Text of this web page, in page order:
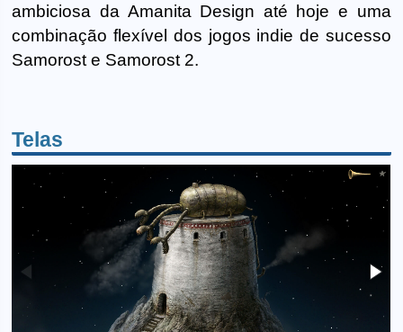
ambiciosa da Amanita Design até hoje e uma
combinação flexível dos jogos indie de sucesso
Samorost e Samorost 2.
Telas